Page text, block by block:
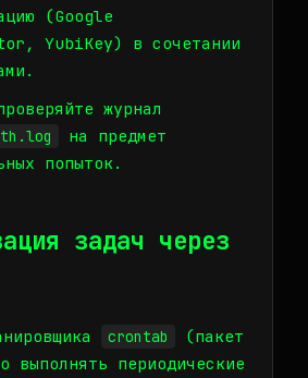
(Google
YubiKey) в сочетании
журнал
на предмет
попыток.
задач через
crontab (пакет
выполнять периодические